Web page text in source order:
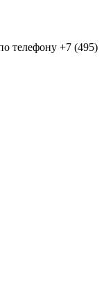
телефону +7 (495)